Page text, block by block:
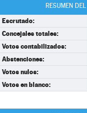
RESUMEN
Escrutado:
Concejales totales:
Votos contabilizados:
Abstenciones:
Votos nulos:
Votos en blanco: